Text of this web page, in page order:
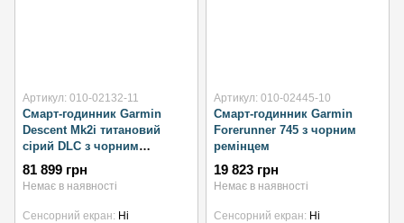
Артикул: 010-02132-11
Смарт-годинник Garmin
Descent Mk2i титановий
сірий DLC з чорним
ремінцем
81 899 грн
Немає в наявності
Сенсорний екран Ні
Артикул: 010-02445-10
Смарт-годинник Garmin
Forerunner 745 з чорним
ремінцем
19 823 грн
Немає в наявності
Сенсорний екран Ні